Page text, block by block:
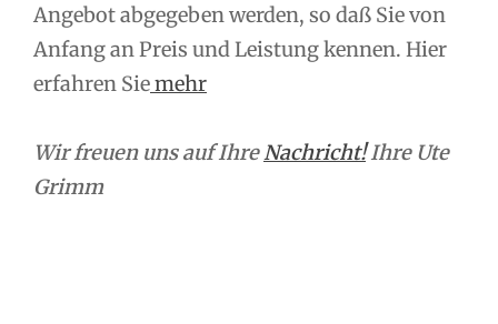
Angebot abgegeben werden, so daß Sie von
Anfang an Preis und Leistung kennen. Hier
erfahren Siemehr
Wir freuen uns auf IhreNachricht!Ihre Ute
Grimm